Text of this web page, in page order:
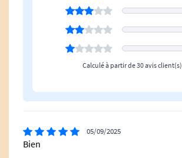
Calculé à partir de 30 avis client(s)
05/09/2025
Bien